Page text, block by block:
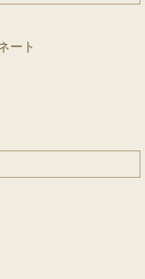
ート